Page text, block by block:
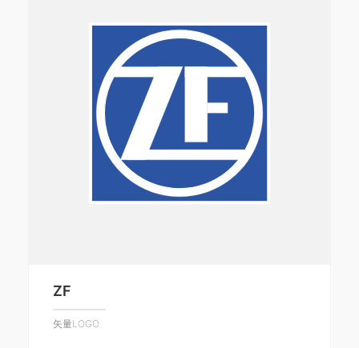
ZF
矢量LOGO